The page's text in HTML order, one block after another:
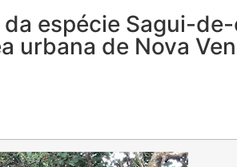
da espécie Sagui-
urbana de Nova